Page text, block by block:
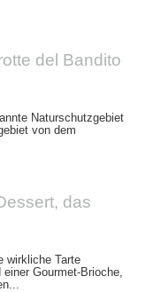
del Bandito
Naturschutzgebiet
von dem
das
wirkliche Tarte
Gourmet-Brioche,